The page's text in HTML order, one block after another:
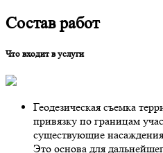
Состав работ
Что входит в услуги
Геодезическая съемка
привязку по границам
существующие
Это основа для